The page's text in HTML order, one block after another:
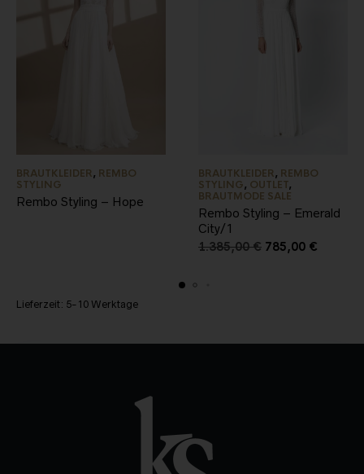
BRAUTKLEIDER, REMBO
STYLING
Rembo Styling – Hope
BRAUTKLEIDER, REMBO
STYLING, OUTLET,
BRAUTMODE SALE
Rembo Styling – Emerald
City/1
1.385,00€ 785,00 €
Lieferzeit: 5-10 Werktage